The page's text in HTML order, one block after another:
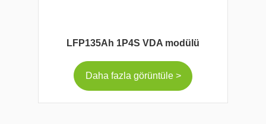
LFP135Ah 1P4S VDA modülü
Daha fazla görüntüle >